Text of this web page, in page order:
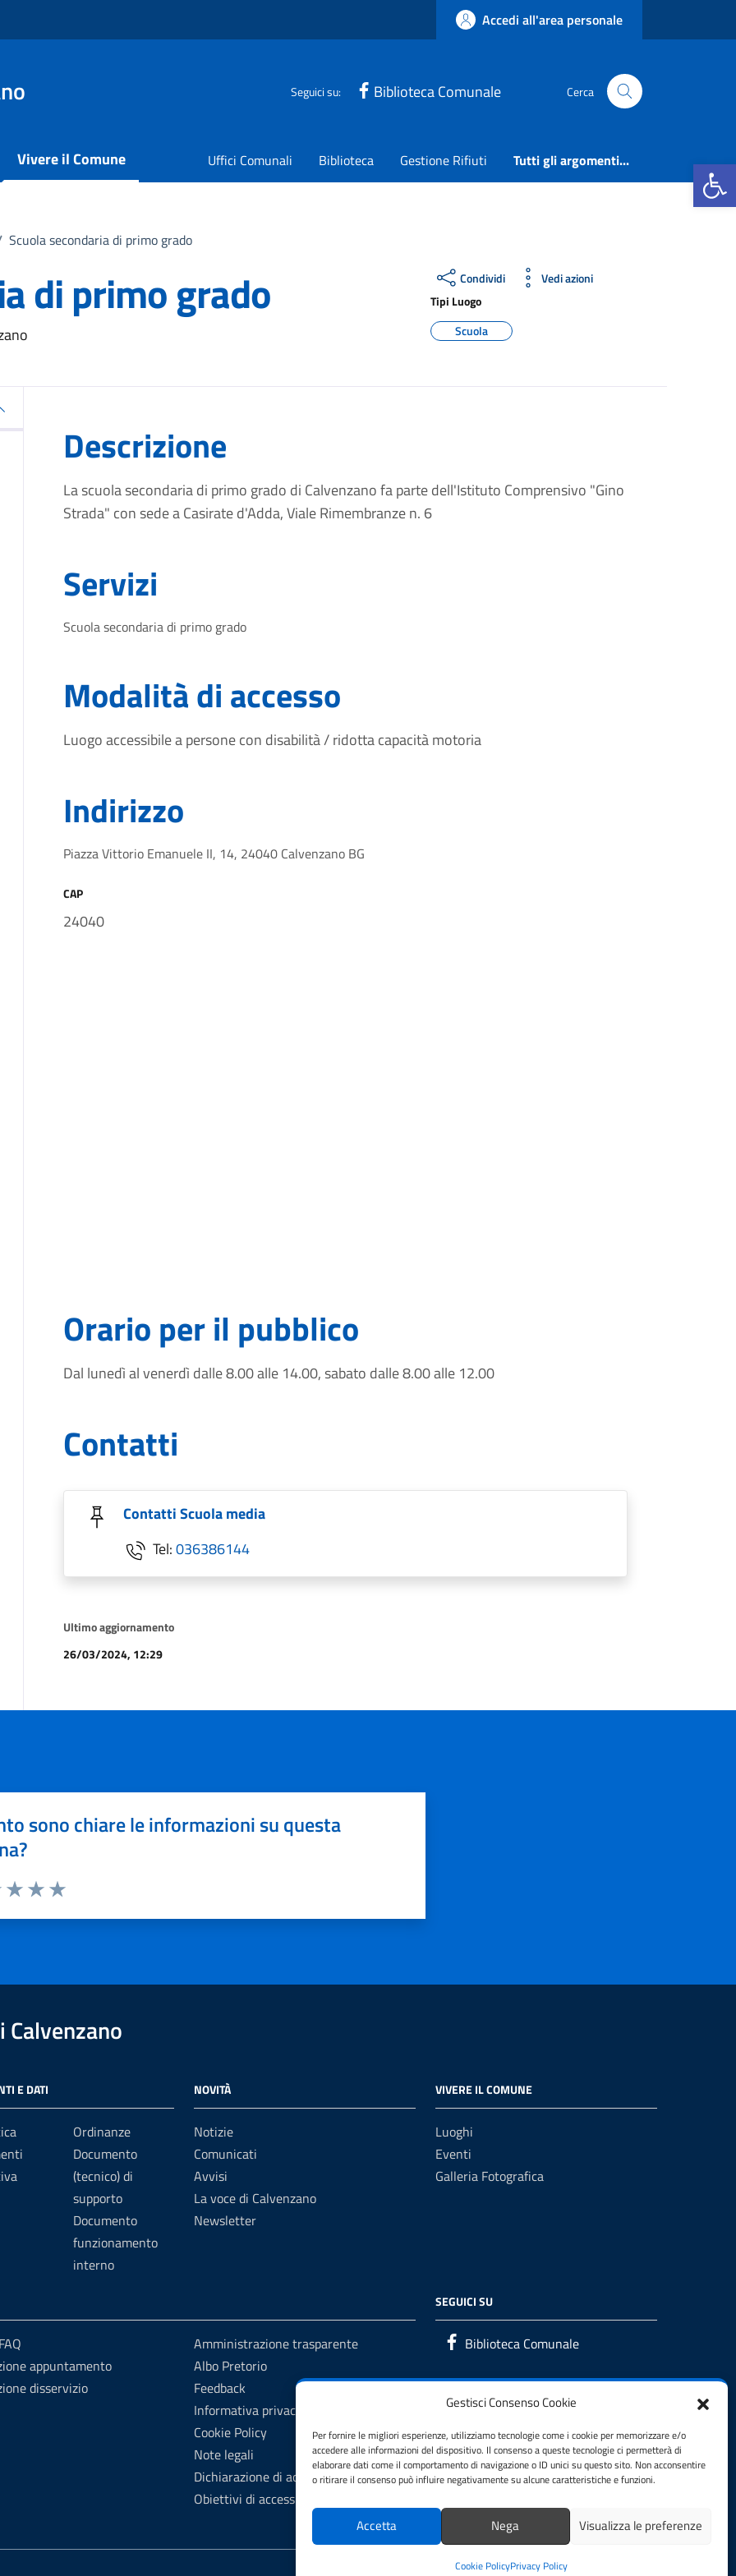
Apri la
Gestisci Consenso Cookie
Per fornire le migliori esperienze, utilizziamo tecnologie come i cookie per memorizzare e/o
accedere alle informazioni del dispositivo. Il consenso a queste tecnologie ci permetterà di
elaborare dati come il comportamento di navigazione o ID unici su questo sito. Non acconsentire
o ritirare il consenso può influire negativamente su alcune caratteristiche e funzioni.
Accetta Nega Visualizza le preferenze
Cookie PolicyPrivacy Policy
Accedi all'area personale
Seguici su: Biblioteca Comunale Cerca
Vivere il Comune Uffici Comunali Biblioteca Gestione Rifiuti Tutti gli argomenti...
Scuola secondaria di primo grado
di primo grado Condividi
Vedi azioni
Tipi Luogo
Scuola
Descrizione
La scuola secondaria di primo grado di Calvenzano fa parte dell'Istituto Comprensivo "Gino
Strada" con sede a Casirate d'Adda, Viale Rimembranze n. 6
Servizi
Scuola secondaria di primo grado
Modalità di accesso
Luogo accessibile a persone con disabilità / ridotta capacità motoria
Indirizzo
Piazza Vittorio Emanuele II, 14, 24040 Calvenzano BG
CAP
24040
Orario per il pubblico
Dal lunedì al venerdì dalle 8.00 alle 14.00, sabato dalle 8.00 alle 12.00
Contatti
Contatti Scuola media
Tel:036386144
Ultimo aggiornamento
26/03/2024, 12:29
sono chiare le informazioni su questa
Calvenzano
E DATI
Ordinanze
Documento
(tecnico) di
supporto
Documento
funzionamento
interno
NOVITÀ
Notizie
Comunicati
Avvisi
La voce di Calvenzano
Newsletter
VIVERE IL COMUNE
Luoghi
Eventi
Galleria Fotografica
appuntamento
disservizio
Amministrazione trasparente
Albo Pretorio
Feedback
Informativa privacy
Cookie Policy
Note legali
Dichiarazione di accessibilità
Obiettivi di accessibilità
SEGUICI SU
Biblioteca Comunale